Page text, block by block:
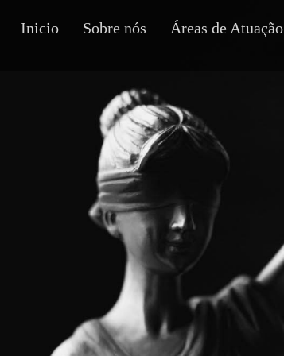
Inicio Sobre nós Áreas de Atuação